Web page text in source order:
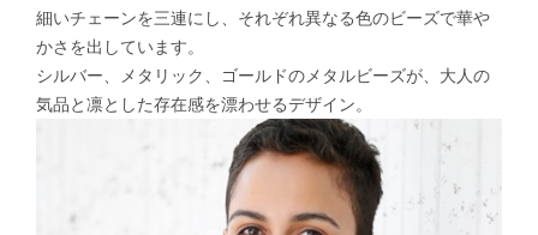
細いチェーンを三連にし、それぞれ異なる色のビーズで華や
かさを出しています。
シルバー、メタリック、ゴールドのメタルビーズが、大人の
気品と凛とした存在感を漂わせるデザイン。